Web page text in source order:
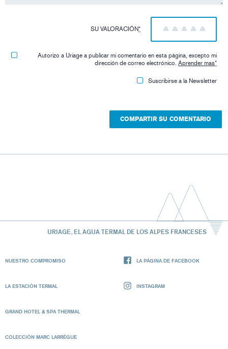
SU VALORACIÓN* 5
4
3
2
1
Autorizo ​​a Uriage a publicar mi comentario en esta página, excepto mi
dirección de correo electrónico.Aprender mas*
Suscribirse a la Newsletter
URIAGE, EL AGUA TERMAL DE LOS ALPES FRANCESES
NUESTRO COMPROMISO
LA ESTACIÓN TERMAL
GRAND HOTEL & SPA THERMAL
COLECCIÓN MARC LARRÈGUE
LA PÁGINA DE FACEBOOK
INSTAGRAM